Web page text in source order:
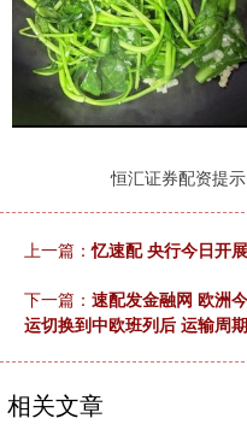
恒汇证券配资提
上一篇：忆速配 央行今日开
下一篇： 速配发金融网 欧洲
运切换到中欧班列后 运输周
相关文章